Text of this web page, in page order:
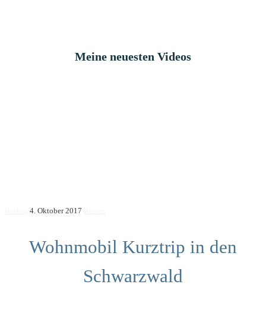
Meine neuesten Videos
4. Oktober 2017
Wohnmobil Kurztrip in den
Schwarzwald